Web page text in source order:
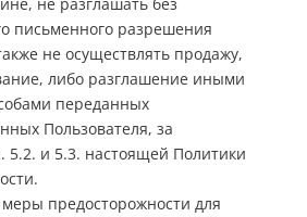
письменного разрешения
не осуществлять продажу,
либо разглашение иными
переданных
Пользователя, за
5.2. и 5.3. настоящей Политики
предосторожности для